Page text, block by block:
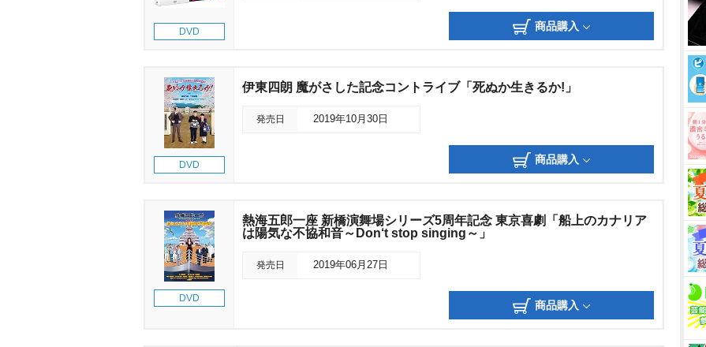
DVD 商品購入
DVD
伊東四朗 魔がさした記念コントライブ「死ぬか生きるか!」
発売日 2019年10月30日
商品購入
DVD
熱海五郎一座 新橋演舞場シリーズ5周年記念 東京喜劇「船上のカナリア
は陽気な不協和音～Don‘t stop singing～」
発売日 2019年06月27日
商品購入